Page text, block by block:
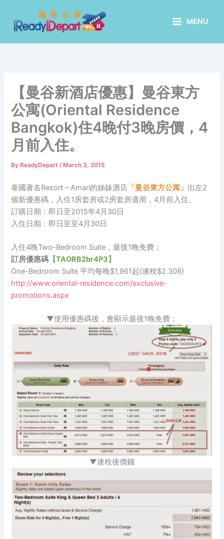
content
MENU
【曼谷新酒店優惠】曼谷東方
公寓(Oriental Residence
Bangkok)住4晚付3晚房價，4
月前入住。
By ReadyDepart/ March 3, 2015
泰國著名Resort – Amari的姊妹酒店 「曼谷東方公寓」 出左2
個新優惠碼，入住1房套房或2房套房適用，4月前入住。
訂購日期：即日至2015年4月30日
入住日期：即日至至4月30日
入住4晚Two-Bedroom Suite，最後1晚免費；
訂房優惠碼 【TAORB2br4P3】
One-Bedroom Suite 平均每晚$1,961起(連稅$2.308)
http://www.oriental-residence.com/exclusive-
promotions.aspx
▼使用優惠碼後，會顯示最後1晚免費；
▼連稅後價錢